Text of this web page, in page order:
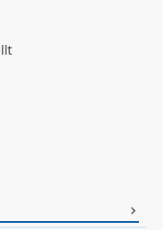
Wert ein oder benutze